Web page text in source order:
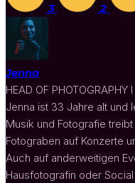
3 2
Jenna
HEAD OF PHOTOGRAPHY
Jenna ist 33 Jahre alt und
Musik und Fotografie
Fotograben auf Konzerte
Auch auf anderweitigen
Hausfotografin oder